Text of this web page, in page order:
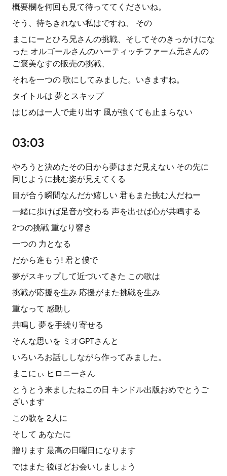
概要欄を何回も見て待っててくださいね。
そう、待ちきれない私はですね、 その
まこにーとひろ兄さんの挑戦、そしてそのきっかけにな
った オルゴールさんのハーティッチファーム元さんの
ご褒美なすの販売の挑戦、
それを一つの 歌にしてみました。いきますね。
タイトルは 夢とスキップ
はじめは一人で走り出す 風が強くても止まらない
03:03
やろうと決めたその日から夢はまだ見えない その先に
同じように挑む姿が見えてくる
目が合う瞬間なんだか嬉しい 君もまた挑む人だねー
一緒に歩けば足音が交わる 声を出せば心が共鳴する
2つの挑戦 重なり響き
一つの 力となる
だから進もう! 君と僕で
夢がスキップして近づいてきた この歌は
挑戦が応援を生み 応援がまた挑戦を生み
重なって 感動し
共鳴し 夢を手繰り寄せる
そんな思いを ミオGPTさんと
いろいろお話ししながら作ってみました。
まこにぃ ヒロニーさん
とうとう来ましたねこの日 キンドル出版おめでとうご
ざいます
この歌を 2人に
そして あなたに
贈ります 最高の日曜日になります
ではまた 後ほどお会いしましょう